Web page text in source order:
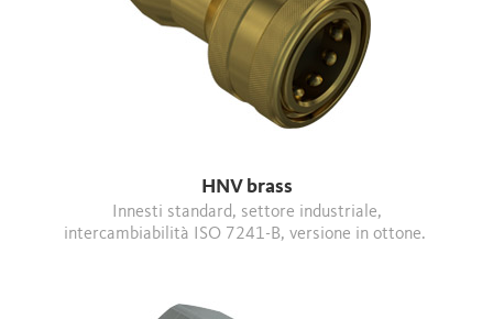
HNV brass
intercambiabilità ISO 7241-B, versione in ottone.